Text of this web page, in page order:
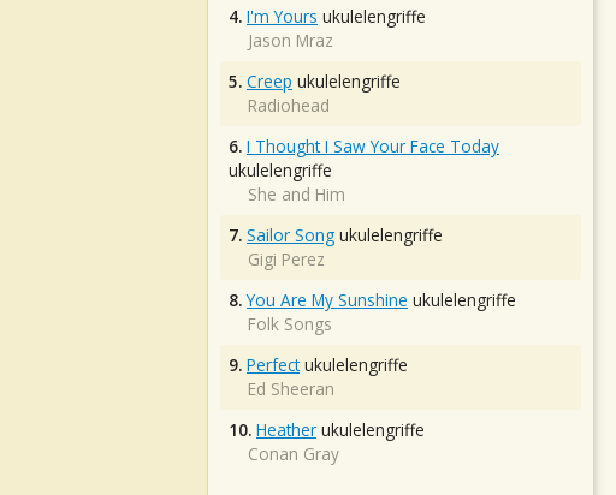
4. I'm Yours ukulelengriffe
Jason Mraz
5. Creep ukulelengriffe
Radiohead
6. I Thought I Saw Your Face Today
ukulelengriffe
She and Him
7. Sailor Song ukulelengriffe
Gigi Perez
8. You Are My Sunshine ukulelengriffe
Folk Songs
9. Perfectukulelengriffe
Ed Sheeran
10. Heather ukulelengriffe
Conan Gray